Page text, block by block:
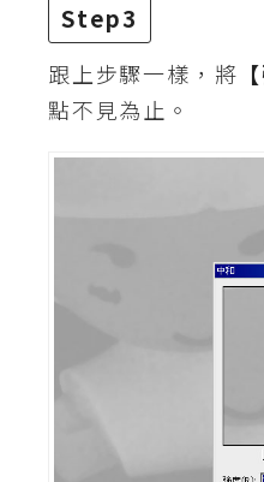
Step3
跟上步驟一樣，將
點不見為止。